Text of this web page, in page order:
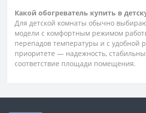
Какой обогреватель купить в
Для детской комнаты обычно
модели с комфортным режимом
перепадов температуры и с удобной
приоритете — надежность,
соответствие площади помещения.